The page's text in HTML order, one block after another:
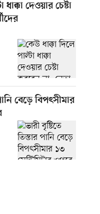
দেওয়ার চেষ্টা
বেড়ে বিপৎসীমার